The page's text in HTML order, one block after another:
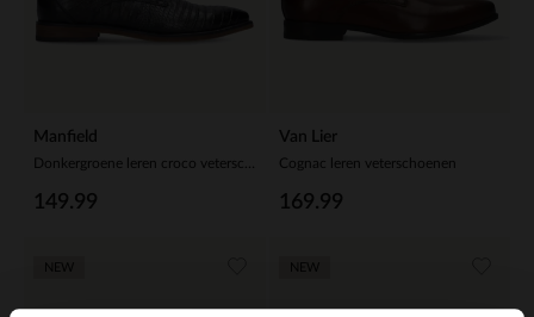
Manfield
149.99
Van Lier
Cognac leren veterschoenen
169.99